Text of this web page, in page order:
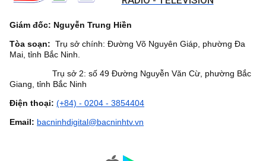
Giám đốc: Nguyễn Trung Hiền
Tòa soạn: Trụ sở chính: Đường Võ Nguyên Giáp, phường Đa
Mai, tỉnh Bắc Ninh.
Trụ sở 2: số 49 Đường Nguyễn Văn Cừ, phường Bắc
Giang, tỉnh Bắc Ninh
Điện thoại: (+84) - 0204 - 3854404
Email: bacninhdigital@bacninhtv.vn